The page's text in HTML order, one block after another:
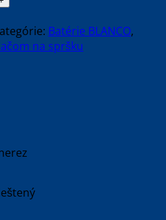
Batérie BLANCO,
na spršku